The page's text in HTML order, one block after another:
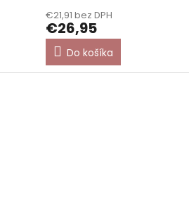
€21,91 bez DPH
€26,95
Do košíka